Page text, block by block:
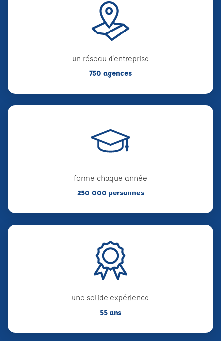
un réseau d'entreprise
750 agences
forme chaque année
250 000 personnes
une solide expérience
55 ans